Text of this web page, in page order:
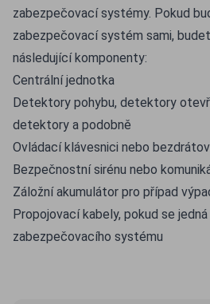
zabezpečovací systémy. Pokud
zabezpečovací systém sami,
následující komponenty:
Centrální jednotka
Detektory pohybu, detektory
detektory a podobně
Ovládací klávesnici nebo
Bezpečnostní sirénu nebo
Záložní akumulátor pro případ
Propojovací kabely, pokud se
zabezpečovacího systému